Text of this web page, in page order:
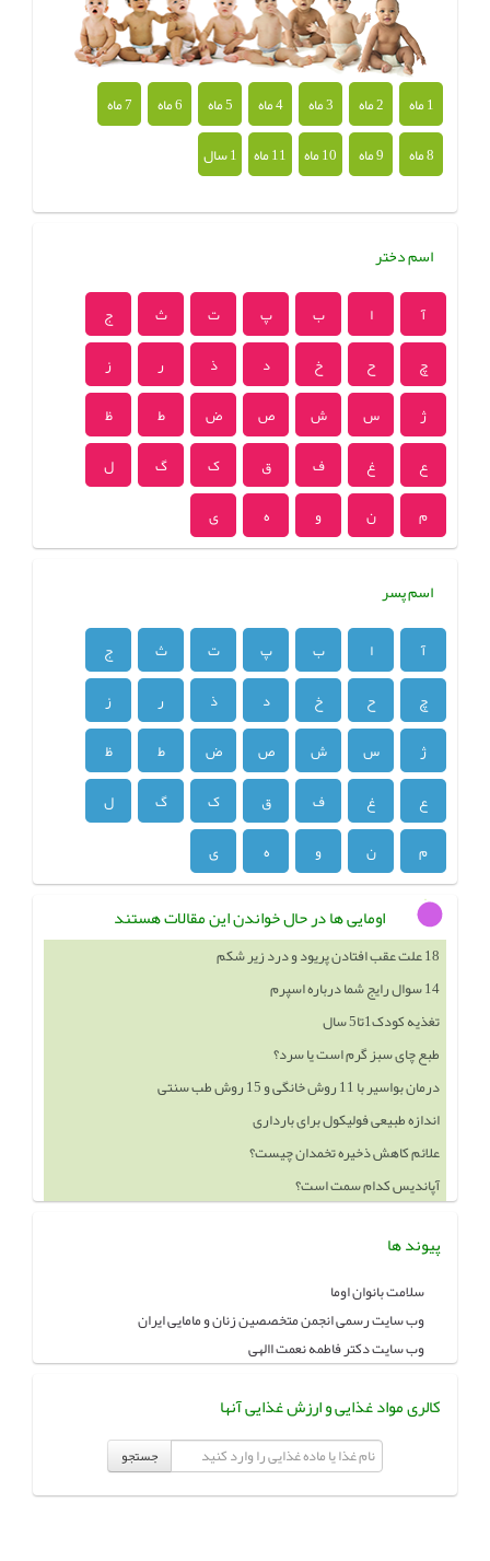
1 ماه 2 ماه 3 ماه 4 ماه 5 ماه 6 ماه
7 ماه
8 ماه
9 ماه 10 ماه 11 ماه 1 سال
اسم دختر
آ ا ب پ ت ث
ج
چ
ح خ د ذ ر
ز
ژ
س ش ص ض ط
ظ
ع
غ ف ق ک گ
ل
م
ن و ه ی
اسم پسر
آ ا ب پ ت ث
ج
چ
ح خ د ذ ر
ز
ژ
س ش ص ض ط
ظ
ع
غ ف ق ک گ
ل
م
ن و ه ی
اومایی ها در حال خواندن این مقالات هستند
18 علت عقب افتادن پریود و درد زیر شکم
14 سوال رایج شما درباره اسپرم
تغذیه کودک1تا5 سال
طبع چای سبز گرم است یا سرد؟
درمان بواسیر با 11 روش خانگی و 15 روش طب سنتی
اندازه طبیعی فولیکول برای بارداری
علائم کاهش ذخیره تخمدان چیست؟
آپاندیس کدام سمت است؟
پیوند ها
سلامت بانوان اوما
وب سایت رسمی انجمن متخصصین زنان و مامایی ایران
وب سایت دکتر فاطمه نعمت االهی
کالری مواد غذایی و ارزش غذایی آنها
جستجو